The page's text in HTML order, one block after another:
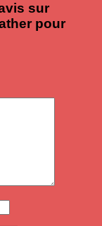
sur
pour